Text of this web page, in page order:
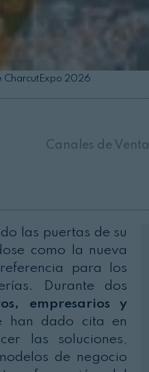
CharcutExpo 2026
Canales de Venta
las puertas de su
como la nueva
para los
Durante dos
empresarios y
han dado cita en
las soluciones,
de negocio